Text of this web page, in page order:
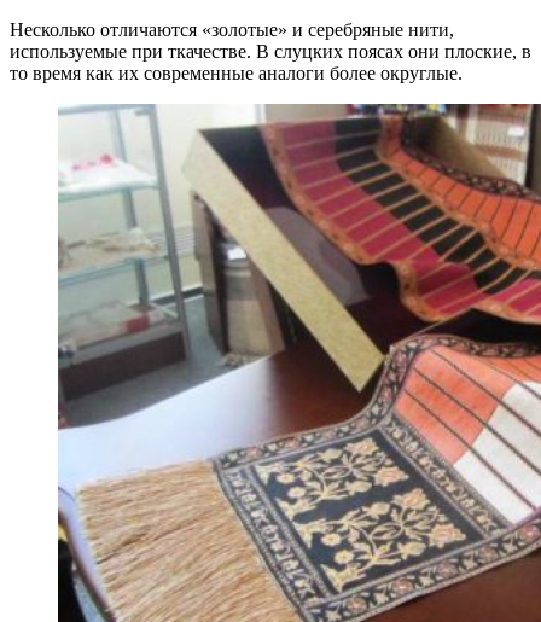
Несколько отличаются «золотые» и серебряные нити,
используемые при ткачестве. В слуцких поясах они плоские, в
то время как их современные аналоги более округлые.